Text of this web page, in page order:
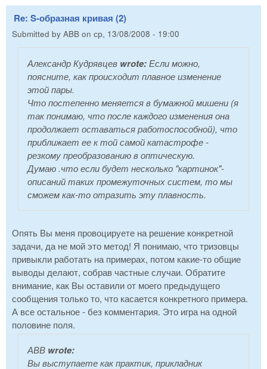
Re: S-образная кривая (2)
Submitted by ABB on ср, 13/08/2008 - 19:00
Александр Кудрявцев wrote:Если можно,
поясните, как происходит плавное изменение
этой пары.
Что постепенно меняется в бумажной мишени (я
так понимаю, что после каждого изменения она
продолжает оставаться работоспособной), что
приближает ее к той самой катастрофе -
резкому преобразованию в оптическую.
Думаю .что если будет несколько "картинок"-
описаний таких промежуточных систем, то мы
сможем как-то отразить эту плавность.
Опять Вы меня провоцируете на решение конкретной
задачи, да не мой это метод! Я понимаю, что тризовцы
привыкли работать на примерах, потом какие-то общие
выводы делают, собрав частные случаи. Обратите
внимание, как Вы оставили от моего предыдущего
сообщения только то, что касается конкретного примера.
А все остальное - без комментария. Это игра на одной
половине поля.
АВВ wrote:
Вы выступаете как практик, прикладник